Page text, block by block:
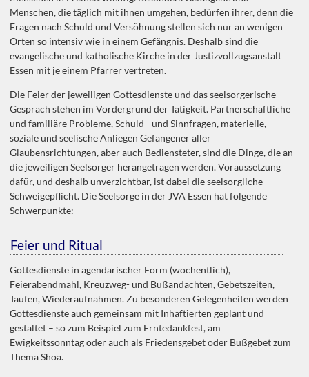
Menschen, die täglich mit ihnen umgehen, bedürfen ihrer, denn die
Fragen nach Schuld und Versöhnung stellen sich nur an wenigen
Orten so intensiv wie in einem Gefängnis. Deshalb sind die
evangelische und katholische Kirche in der Justizvollzugsanstalt
Essen mit je einem Pfarrer vertreten.
Die Feier der jeweiligen Gottesdienste und das seelsorgerische
Gespräch stehen im Vordergrund der Tätigkeit. Partnerschaftliche
und familiäre Probleme, Schuld - und Sinnfragen, materielle,
soziale und seelische Anliegen Gefangener aller
Glaubensrichtungen, aber auch Bediensteter, sind die Dinge, die an
die jeweiligen Seelsorger herangetragen werden. Voraussetzung
dafür, und deshalb unverzichtbar, ist dabei die seelsorgliche
Schweigepflicht. Die Seelsorge in der JVA Essen hat folgende
Schwerpunkte:
Feier und Ritual
Gottesdienste in agendarischer Form (wöchentlich),
Feierabendmahl, Kreuzweg- und Bußandachten, Gebetszeiten,
Taufen, Wiederaufnahmen. Zu besonderen Gelegenheiten werden
Gottesdienste auch gemeinsam mit Inhaftierten geplant und
gestaltet – so zum Beispiel zum Erntedankfest, am
Ewigkeitssonntag oder auch als Friedensgebet oder Bußgebet zum
Thema Shoa.